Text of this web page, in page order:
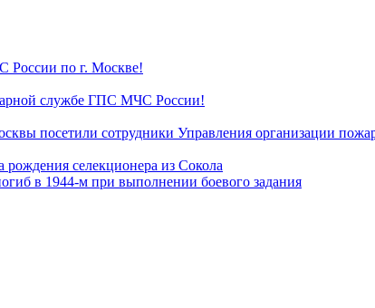
России по г. Москве!
службе ГПС МЧС России!
посетили сотрудники Управления организации
селекционера из Сокола
в 1944-м при выполнении боевого задания